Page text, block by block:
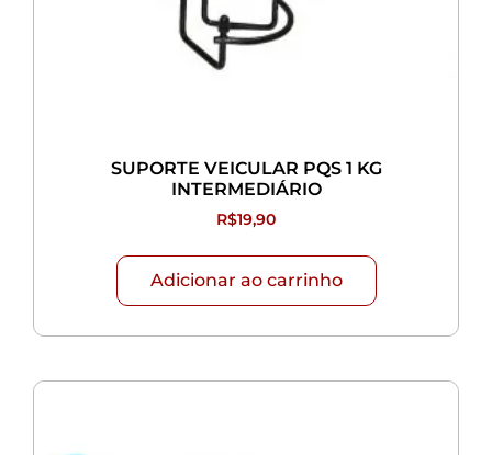
SUPORTE VEICULAR PQS 1 KG
INTERMEDIÁRIO
R$19,90
Adicionar ao carrinho